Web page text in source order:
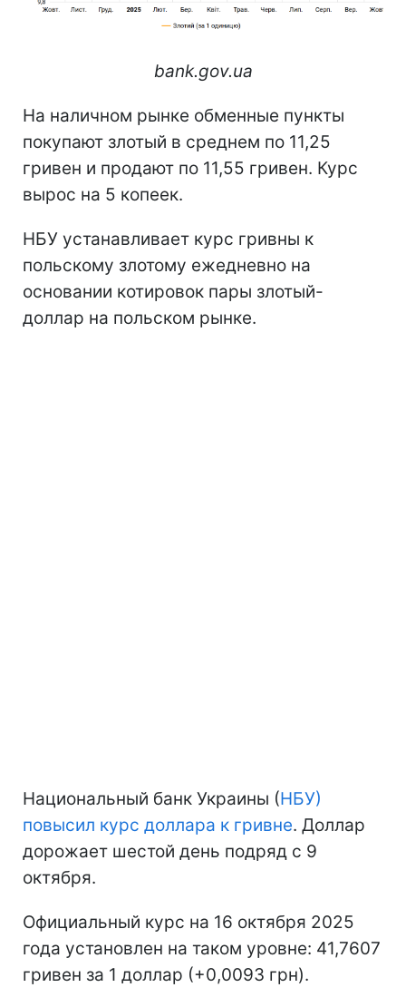
bank.gov.ua
На наличном рынке обменные пункты
покупают злотый в среднем по 11,25
гривен и продают по 11,55 гривен. Курс
вырос на 5 копеек.
НБУ устанавливает курс гривны к
польскому злотому ежедневно на
основании котировок пары злотый-
доллар на польском рынке.
Национальный банк Украины (НБУ)
повысил курс доллара к гривне. Доллар
дорожает шестой день подряд с 9
октября.
Официальный курс на 16 октября 2025
года установлен на таком уровне: 41,7607
гривен за 1 доллар (+0,0093 грн).